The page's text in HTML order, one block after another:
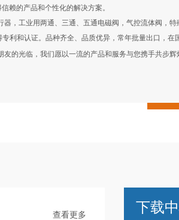
赖的产品和个性化的解决方案。
，工业用两通、三通、五通电磁阀，气控流体阀，
利和认证。品种齐全、品质优异，常年批量出口，在
的光临，我们愿以一流的产品和服务与您携手共步辉
查看更多 下载